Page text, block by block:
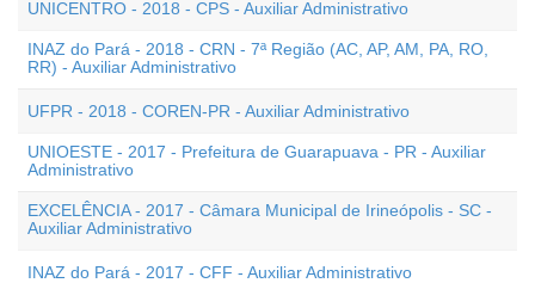
UNICENTRO - 2018 - CPS - Auxiliar Administrativo
INAZ do Pará - 2018 - CRN - 7ª Região (AC, AP, AM, PA, RO,
RR) - Auxiliar Administrativo
UFPR - 2018 - COREN-PR - Auxiliar Administrativo
UNIOESTE - 2017 - Prefeitura de Guarapuava - PR - Auxiliar
Administrativo
EXCELÊNCIA - 2017 - Câmara Municipal de Irineópolis - SC -
Auxiliar Administrativo
INAZ do Pará - 2017 - CFF - Auxiliar Administrativo